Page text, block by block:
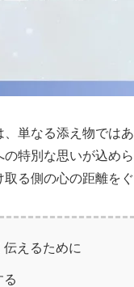
単なる添え物では
特別な思いが込め
る側の心の距離を
えるために
る